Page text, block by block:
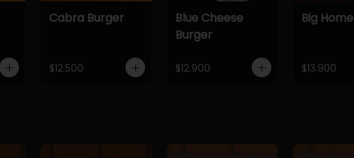
Cabra Burger
$12.500
Blue Cheese
Burger
$12.900
Big Home
$13.900